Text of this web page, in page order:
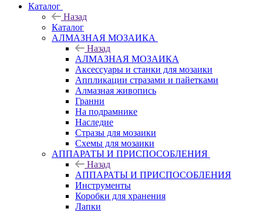
Каталог
Назад
Каталог
АЛМАЗНАЯ МОЗАИКА
Назад
АЛМАЗНАЯ МОЗАИКА
Аксессуары и станки для мозаики
Аппликации стразами и пайетками
Алмазная живопись
Гранни
На подрамнике
Наследие
Стразы для мозаики
Схемы для мозаики
АППАРАТЫ И ПРИСПОСОБЛЕНИЯ
Назад
АППАРАТЫ И ПРИСПОСОБЛЕНИЯ
Инструменты
Коробки для хранения
Лапки